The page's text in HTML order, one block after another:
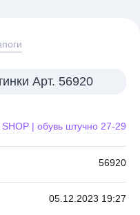
Арт. 56920
| обувь штучно 27-29
56920
05.12.2023 19:27